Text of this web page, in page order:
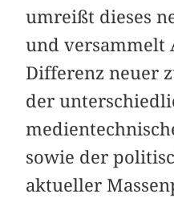
umreißt dieses
und versammelt
Differenz neuer
der
sowie der
aktueller